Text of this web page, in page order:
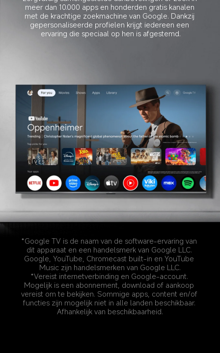
meer dan 10.000 apps en honderden gratis kanalen
met de krachtige zoekmachine van Google. Dankzij
gepersonaliseerde profielen krijgt iedereen een
ervaring die speciaal op hen is afgestemd.
*Google TV is de naam van de software-ervaring van
dit apparaat en een handelsmerk van Google LLC.
Google, YouTube, Chromecast built-in en YouTube
Music zijn handelsmerken van Google LLC.
*Vereist internetverbinding en Google-account.
Mogelijk is een abonnement, download of aankoop
vereist om te bekijken. Sommige apps, content en/of
functies zijn mogelijk niet in alle landen beschikbaar.
Afhankelijk van beschikbaarheid.